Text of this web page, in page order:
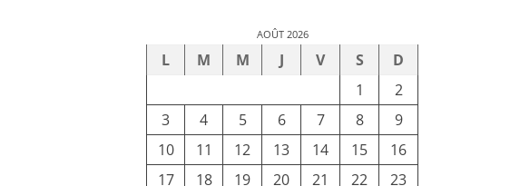
AOÛT 2026
L M M J V S
D
1
2
3
4 5 6 7 8
9
10
11 12 13 14 15
16
17
18 19 20 21 22 23